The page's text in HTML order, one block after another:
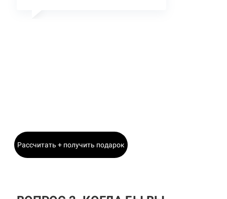
Рассчитать + получить подарок